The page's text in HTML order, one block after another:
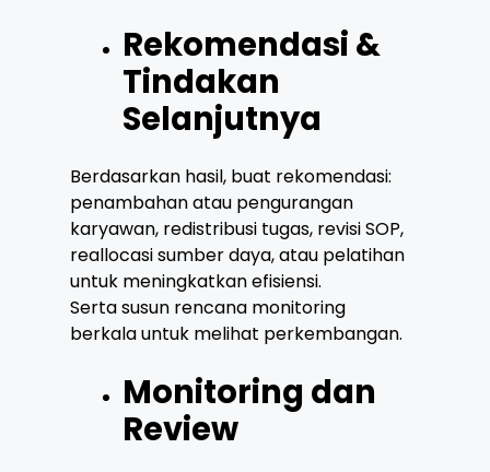
Rekomendasi &
Tindakan
Selanjutnya
Berdasarkan hasil, buat rekomendasi:
penambahan atau pengurangan
karyawan, redistribusi tugas, revisi SOP,
reallocasi sumber daya, atau pelatihan
untuk meningkatkan efisiensi.
Serta susun rencana monitoring
berkala untuk melihat perkembangan.
Monitoring dan
Review